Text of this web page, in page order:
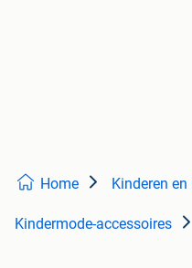
Home Kinderen en
Kindermode-accessoires